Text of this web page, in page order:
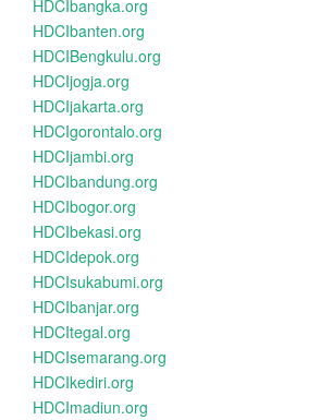
HDCIbangka.org
HDCIbanten.org
HDCIBengkulu.org
HDCIjogja.org
HDCIjakarta.org
HDCIgorontalo.org
HDCIjambi.org
HDCIbandung.org
HDCIbogor.org
HDCIbekasi.org
HDCIdepok.org
HDCIsukabumi.org
HDCIbanjar.org
HDCItegal.org
HDCIsemarang.org
HDCIkediri.org
HDCImadiun.org